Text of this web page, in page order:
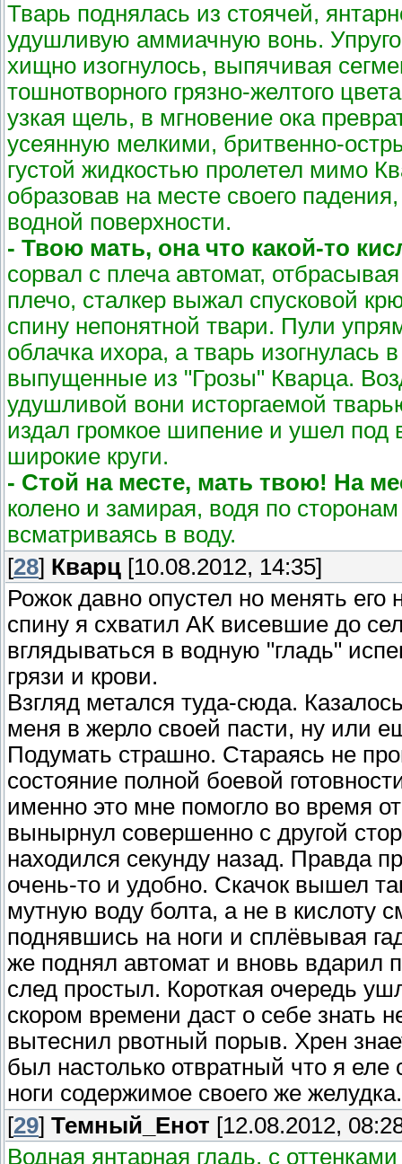
Тварь поднялась из стоячей,
удушливую аммиачную вонь.
хищно изогнулось, выпячивая
тошнотворного грязно-желтого
узкая щель, в мгновение ока
усеянную мелкими, бритвенно-
густой жидкостью пролетел мимо
образовав на месте своего
водной поверхности.
- Твою мать, она что какой-то
сорвал с плеча автомат,
плечо, сталкер выжал спусковой
спину непонятной твари. Пули
облачка ихора, а тварь
выпущенные из "Грозы" Кварца.
удушливой вони исторгаемой
издал громкое шипение и ушел под
широкие круги.
- Стой на месте, мать твою! На
колено и замирая, водя по
всматриваясь в воду.
[28] Кварц [10.08.2012, 14:35]
Рожок давно опустел но менять
спину я схватил АК висевшие до
вглядываться в водную "гладь"
грязи и крови.
Взгляд метался туда-сюда.
меня в жерло своей пасти, ну или
Подумать страшно. Стараясь не
состояние полной боевой
именно это мне помогло во время
вынырнул совершенно с другой
находился секунду назад. Правда
очень-то и удобно. Скачок вышел
мутную воду болта, а не в кислоту
поднявшись на ноги и сплёвывая
же поднял автомат и вновь вдарил
след простыл. Короткая очередь
скором времени даст о себе знать
вытеснил рвотный порыв. Хрен
был настолько отвратный что я
ноги содержимое своего же желудка.
[29] Темный_Енот [12.08.2012,
Водная янтарная гладь, с